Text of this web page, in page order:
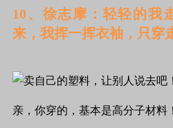
10、徐志摩：轻轻的我
来，我挥一挥衣袖，只穿
亲，你穿的，基本是高分子材料！